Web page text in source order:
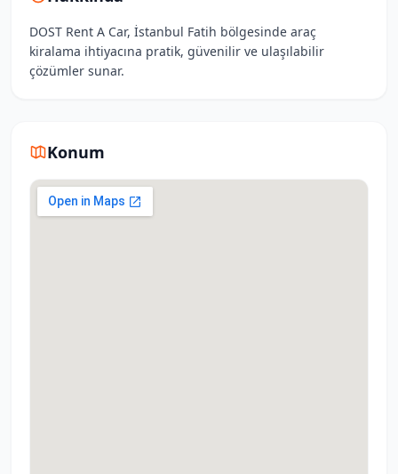
DOST Rent A Car, İstanbul Fatih bölgesinde araç
kiralama ihtiyacına pratik, güvenilir ve ulaşılabilir
çözümler sunar.
Konum